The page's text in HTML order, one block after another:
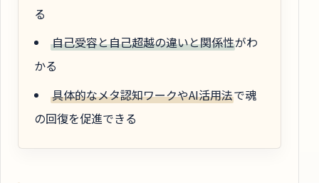
る
自己受容と自己超越の違いと関係性がわ
かる
具体的なメタ認知ワークやAI活用法で魂
の回復を促進できる